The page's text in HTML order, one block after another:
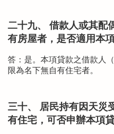
二十九、 借款人或其配
有房屋者，是否適用本
答：是。本項貸款之借款人
限為名下無自有住宅者。
三十、 居民持有因天災
有住宅，可否申辦本項